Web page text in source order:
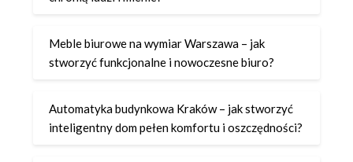
Meble biurowe na wymiar Warszawa – jak
stworzyć funkcjonalne i nowoczesne biuro?
Automatyka budynkowa Kraków – jak stworzyć
inteligentny dom pełen komfortu i oszczędności?